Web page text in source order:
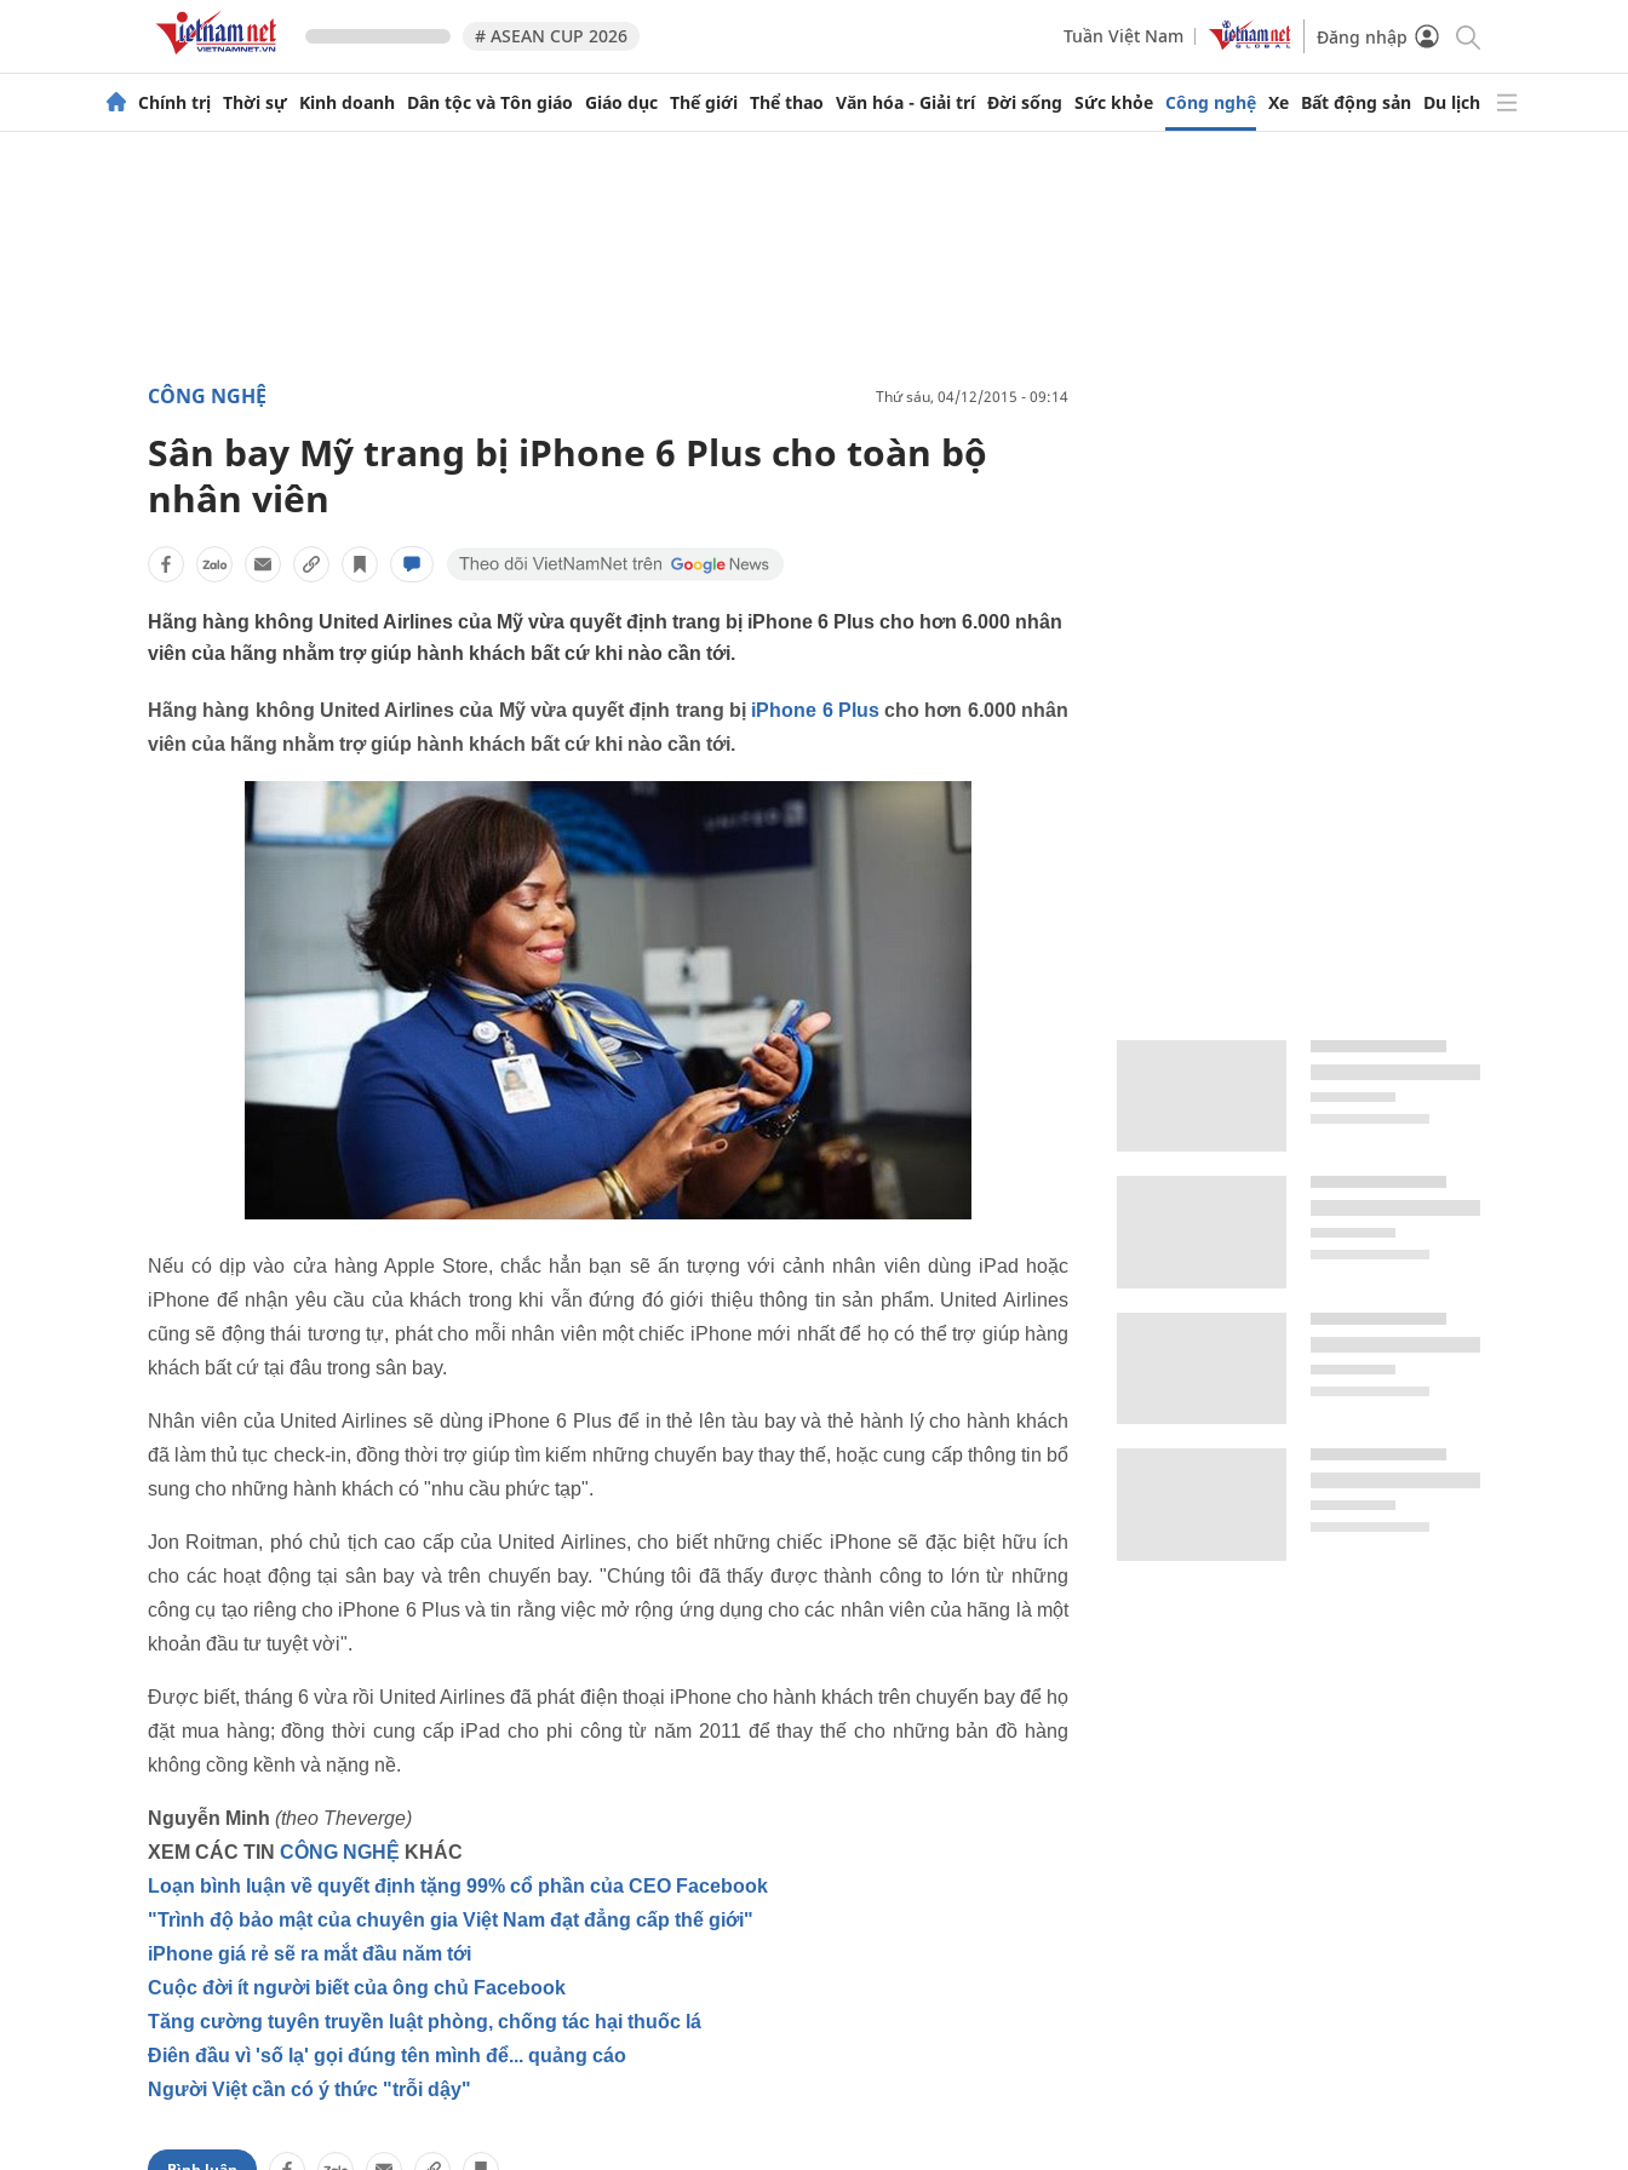
# ASEAN CUP 2026 Tuần Việt Nam Đăng nhập
Chính trị Thời sự Kinh doanh Dân tộc và Tôn giáo Giáo dục Thế giới Thể thao Văn hóa - Giải trí Đời sống Sức khỏe Công nghệ Xe Bất động sản Du lịch
CÔNG NGHỆ thứ sáu, 04/12/2015 - 09:14
Sân bay Mỹ trang bị iPhone 6 Plus cho toàn bộ
nhân viên
Hãng hàng không United Airlines của Mỹ vừa quyết định trang bị iPhone 6 Plus cho hơn 6.000 nhân
viên của hãng nhằm trợ giúp hành khách bất cứ khi nào cần tới.
Hãng hàng không United Airlines của Mỹ vừa quyết định trang bị iPhone 6 Pluscho hơn 6.000 nhân
viên của hãng nhằm trợ giúp hành khách bất cứ khi nào cần tới.
Nếu có dịp vào cửa hàng Apple Store, chắc hẳn bạn sẽ ấn tượng với cảnh nhân viên dùng iPad hoặc
iPhone để nhận yêu cầu của khách trong khi vẫn đứng đó giới thiệu thông tin sản phẩm. United Airlines
cũng sẽ động thái tương tự, phát cho mỗi nhân viên một chiếc iPhone mới nhất để họ có thể trợ giúp hàng
khách bất cứ tại đâu trong sân bay.
Nhân viên của United Airlines sẽ dùng iPhone 6 Plus để in thẻ lên tàu bay và thẻ hành lý cho hành khách
đã làm thủ tục check-in, đồng thời trợ giúp tìm kiếm những chuyến bay thay thế, hoặc cung cấp thông tin bổ
sung cho những hành khách có "nhu cầu phức tạp".
Jon Roitman, phó chủ tịch cao cấp của United Airlines, cho biết những chiếc iPhone sẽ đặc biệt hữu ích
cho các hoạt động tại sân bay và trên chuyến bay. "Chúng tôi đã thấy được thành công to lớn từ những
công cụ tạo riêng cho iPhone 6 Plus và tin rằng việc mở rộng ứng dụng cho các nhân viên của hãng là một
khoản đầu tư tuyệt vời".
Được biết, tháng 6 vừa rồi United Airlines đã phát điện thoại iPhone cho hành khách trên chuyến bay để họ
đặt mua hàng; đồng thời cung cấp iPad cho phi công từ năm 2011 để thay thế cho những bản đồ hàng
không cồng kềnh và nặng nề.
Nguyễn Minh (theo Theverge)
XEM CÁC TIN CÔNG NGHỆ KHÁC
Loạn bình luận về quyết định tặng 99% cổ phần của CEO Facebook
"Trình độ bảo mật của chuyên gia Việt Nam đạt đẳng cấp thế giới"
iPhone giá rẻ sẽ ra mắt đầu năm tới
Cuộc đời ít người biết của ông chủ Facebook
Tăng cường tuyên truyền luật phòng, chống tác hại thuốc lá
Điên đầu vì 'số lạ' gọi đúng tên mình để... quảng cáo
Người Việt cần có ý thức "trỗi dậy"